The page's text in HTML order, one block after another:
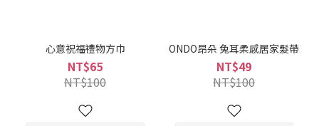
心意祝福禮物方巾
NT$65
NT$100
ONDO昂朵 兔耳柔感居家髮帶
NT$49
NT$100